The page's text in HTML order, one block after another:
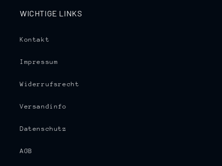
WICHTIGE LINKS
Kontakt
Impressum
Widerrufsrecht
Versandinfo
Datenschutz
AGB